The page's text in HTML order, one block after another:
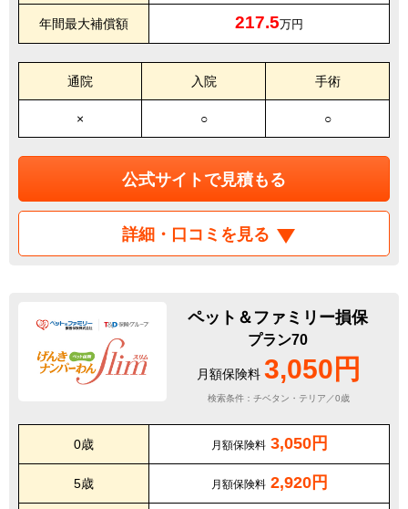
年間最大補償額 217.5万円
通院 入院 手術
× ○ ○
公式サイトで見積もる
詳細・口コミを見る
ペット＆ファミリー損保
プラン70
月額保険料 3,050円
検索条件：チベタン・テリア／0歳
0歳 月額保険料 3,050円
5歳 月額保険料 2,920円